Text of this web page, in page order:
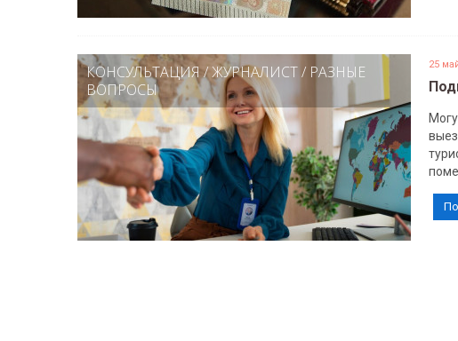
КОНСУЛЬТАЦИЯ/ЖУРНАЛИСТ/ РАЗНЫЕ
ВОПРОСЫ
25